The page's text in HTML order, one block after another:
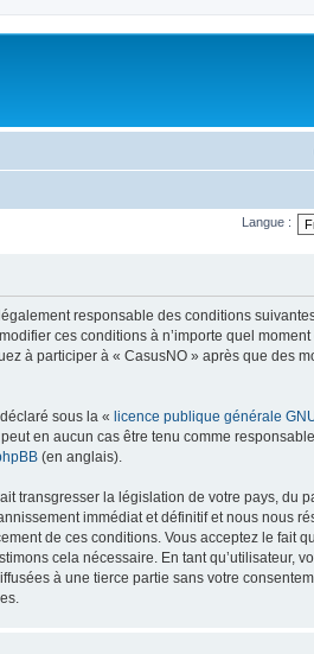
Langue :
responsable des conditions
ces conditions à n’importe quel moment
à participer à « CasusNO » après que des
sous la « licence publique générale
en aucun cas être tenu comme
(en anglais).
transgresser la législation de votre pays, du
immédiat et définitif et nous nous
de ces conditions. Vous acceptez le fait
cela nécessaire. En tant qu’utilisateur,
à une tierce partie sans votre